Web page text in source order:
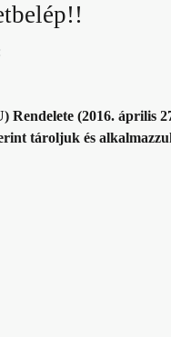
Rendelete (2016. április
tároljuk és